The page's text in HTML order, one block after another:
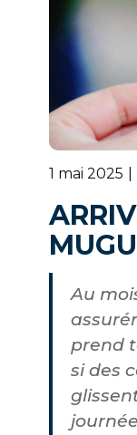
1 mai 2025
Au
prend
si des